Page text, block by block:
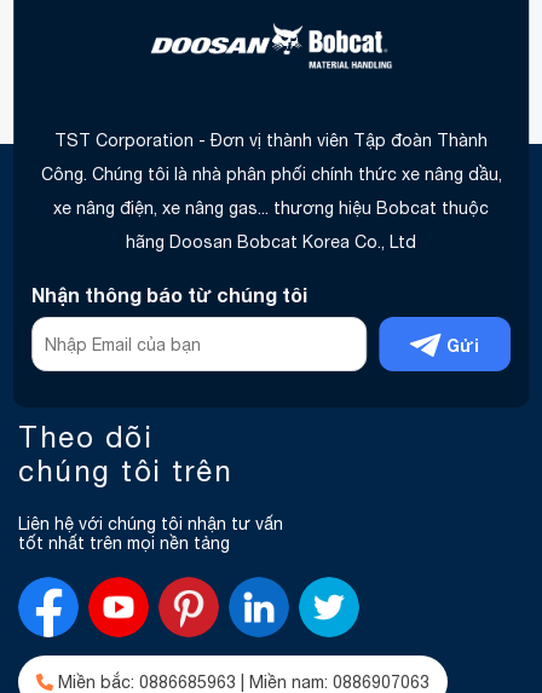
TST Corporation - Đơn vị thành viên Tập đoàn Thành
Công. Chúng tôi là nhà phân phối chính thức xe nâng dầu,
xe nâng điện, xe nâng gas... thương hiệu Bobcat thuộc
hãng Doosan Bobcat Korea Co., Ltd
Nhận thông báo từ chúng tôi
Gửi
Theo dõi
chúng tôi trên
Liên hệ với chúng tôi nhận tư vấn
tốt nhất trên mọi nền tảng
Miền bắc: 0886685963 | Miền nam: 0886907063